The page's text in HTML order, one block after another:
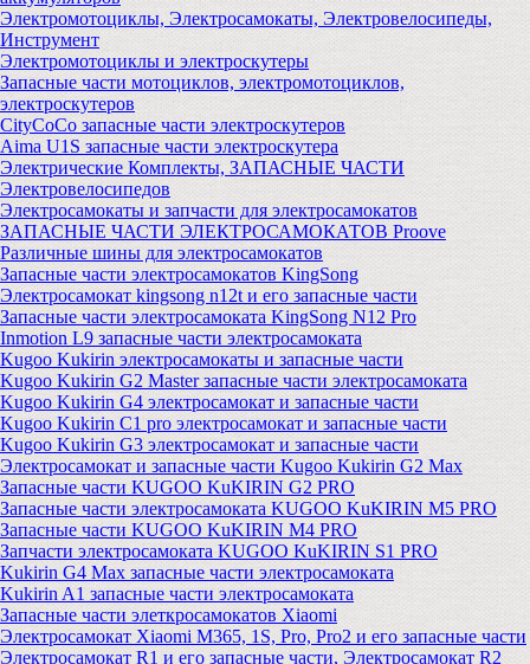
Электромотоциклы, Электросамокаты, Электровелосипеды,
Инструмент
Электромотоциклы и электроскутеры
Запасные части мотоциклов, электромотоциклов,
электроскутеров
CityCoCo запасные части электроскутеров
Aima U1S запасные части электроскутера
Электрические Комплекты, ЗАПАСНЫЕ ЧАСТИ
Электровелосипедов
Электросамокаты и запчасти для электросамокатов
ЗАПАСНЫЕ ЧАСТИ ЭЛЕКТРОСАМОКАТОВ Proove
Различные шины для электросамокатов
Запасные части электросамокатов KingSong
Электросамокат kingsong n12t и его запасные части
Запасные части электросамоката KingSong N12 Pro
Inmotion L9 запасные части электросамоката
Kugoo Kukirin электросамокаты и запасные части
Kugoo Kukirin G2 Master запасные части электросамоката
Kugoo Kukirin G4 электросамокат и запасные части
Kugoo Kukirin C1 pro электросамокат и запасные части
Kugoo Kukirin G3 электросамокат и запасные части
Электросамокат и запасные части Kugoo Kukirin G2 Max
Запасные части KUGOO KuKIRIN G2 PRO
Запасные части электросамоката KUGOO KuKIRIN M5 PRO
Запасные части KUGOO KuKIRIN M4 PRO
Запчасти электросамоката KUGOO KuKIRIN S1 PRO
Kukirin G4 Max запасные части электросамоката
Kukirin A1 запасные части электросамоката
Запасные части элеткросамокатов Xiaomi
Электросамокат Xiaomi M365, 1S, Pro, Pro2 и его запасные части
Электросамокат R1 и его запасные части, Электросамокат R2